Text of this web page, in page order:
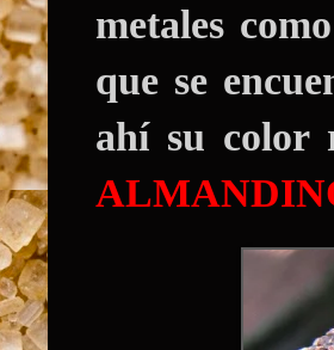
metales
que se
ahí su color